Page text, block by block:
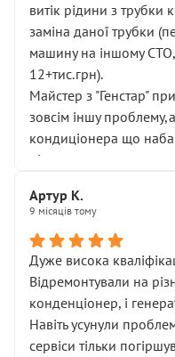
витік рідини з трубки
заміна даної трубки
машину на іншому
12+тис.грн).
Майстер з "Генстар"
зовсім іншу
кондиціонера що
підсумку.
Артур К.
9 місяців тому
Дуже висока
Відремонтували на
конденціонер, і
Навіть усунули
сервіси тільки